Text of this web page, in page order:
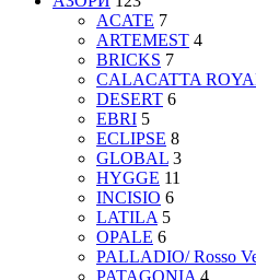
ACATE 7
ARTEMEST 4
BRICKS 7
CALACATTA
DESERT 6
EBRI 5
ECLIPSE 8
GLOBAL 3
HYGGE 11
INCISIO 6
LATILA 5
OPALE 6
PALLADIO/ Rosso
PATAGONIA 4